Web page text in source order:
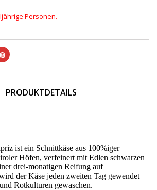
Personen.
PRODUKTDETAILS
ist ein Schnittkäse aus 100%iger
Höfen, verfeinert mit Edlen schwarzen
drei-monatigen Reifung auf
der Käse jeden zweiten Tag gewendet
Rotkulturen gewaschen.